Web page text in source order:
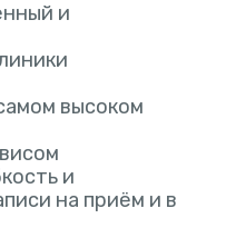
и
высоком
и
на приём и в